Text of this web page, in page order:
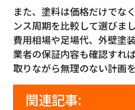
また、塗料は価格だけでな
ンス周期を比較して選びまし
費用相場や足場代、外壁塗
業者の保証内容も確認すれ
取りながら無理のない計画
関連記事: